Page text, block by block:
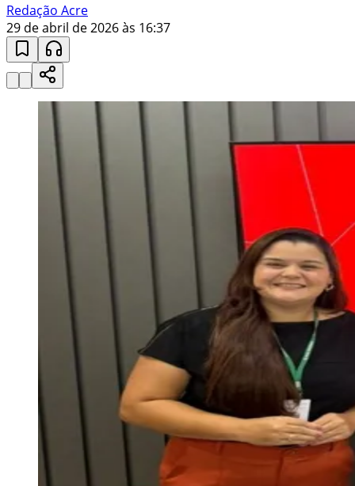
Redação Acre
29 de abril de 2026 às 16:37